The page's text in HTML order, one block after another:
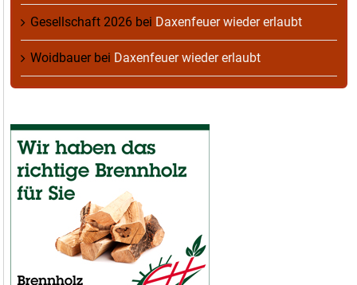
Gesellschaft 2026 bei Daxenfeuer wieder erlaubt
Woidbauerbei Daxenfeuer wieder erlaubt